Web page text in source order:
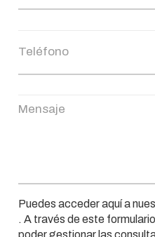
Puedes acceder aquí a
. A través de este
poder gestionar las